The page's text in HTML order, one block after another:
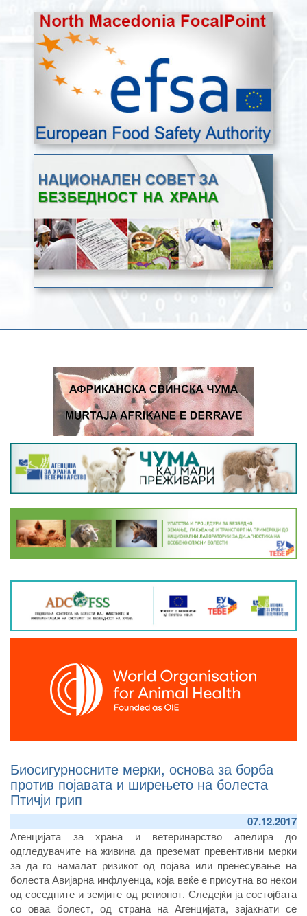
Биосигурносните мерки, основа за борба
против појавата и ширењето на болеста
Птичји грип
07.12.2017
Агенцијата за храна и ветеринарство апелира до
одгледувачите на живина да преземат превентивни мерки
за да го намалат ризикот од појава или пренесување на
болеста Авијарна инфлуенца, која веќе е присутна во некои
од соседните и земјите од регионот. Следејќи ја состојбата
со оваа болест, од страна на Агенцијата, зајакнати се